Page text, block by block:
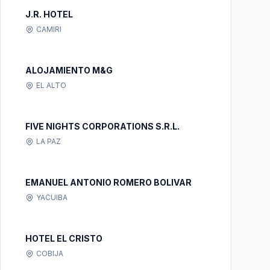
J.R. HOTEL
CAMIRI
ALOJAMIENTO M&G
EL ALTO
FIVE NIGHTS CORPORATIONS S.R.L.
LA PAZ
EMANUEL ANTONIO ROMERO BOLIVAR
YACUIBA
HOTEL EL CRISTO
COBIJA